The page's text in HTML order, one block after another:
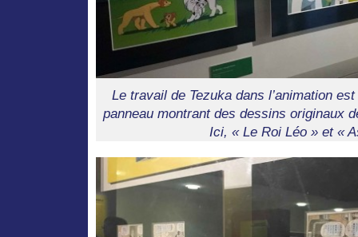
Le travail de Tezuka dans l’animation
panneau montrant des dessins originaux
Ici, « Le Roi Léo » et «